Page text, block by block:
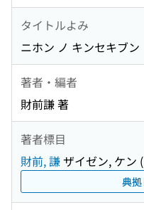
タイトルよみ
ニホン ノ キンセキブン
著者・編者
財前謙 著
著者標目
財前, 謙ザイゼン, ケン (
典拠